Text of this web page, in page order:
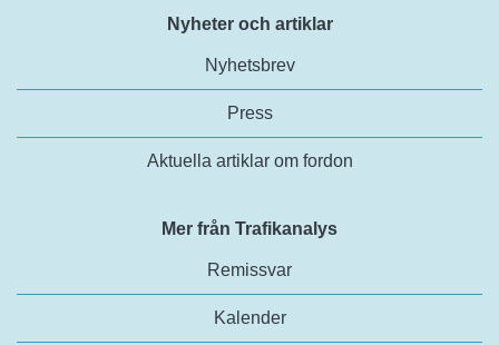
Nyheter och artiklar
Nyhetsbrev
Press
Aktuella artiklar om fordon
Mer från Trafikanalys
Remissvar
Kalender